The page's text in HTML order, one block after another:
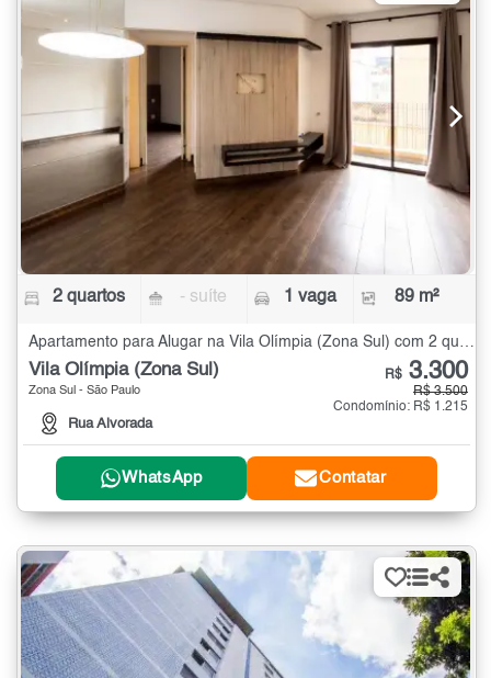
2 quartos - suíte 1 vaga 89 m²
Apartamento para Alugar na Vila Olímpia (Zona Sul) com 2 quartos - 89 m²
Vila Olímpia (Zona Sul)
Zona Sul - São Paulo
Rua Alvorada
R$ 3.300
R$ 3.500
Condomínio: R$ 1.215
WhatsApp Contatar